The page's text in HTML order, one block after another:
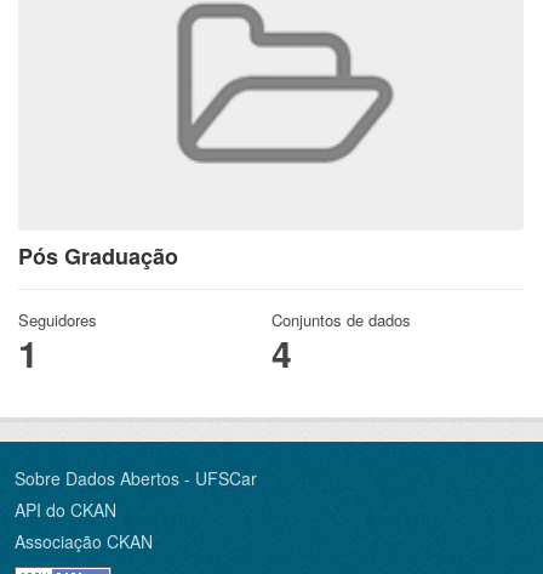
Pós Graduação
Seguidores
1
Conjuntos de dados
4
Sobre Dados Abertos - UFSCar
API do CKAN
Associação CKAN